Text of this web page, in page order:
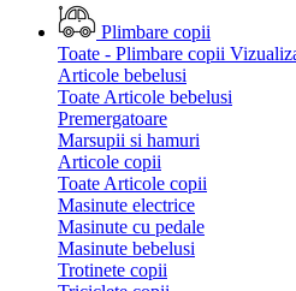
Plimbare copii
Toate - Plimbare copii
Articole bebelusi
Toate Articole bebelusi
Premergatoare
Marsupii si hamuri
Articole copii
Toate Articole copii
Masinute electrice
Masinute cu pedale
Masinute bebelusi
Trotinete copii